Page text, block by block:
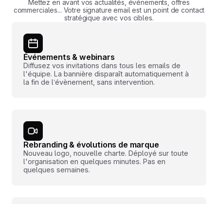
Mettez en avant vos actualités, événements, offres
commerciales... Votre signature email est un point de contact
stratégique avec vos cibles.
Événements & webinars
Diffusez vos invitations dans tous les emails de
l'équipe. La bannière disparaît automatiquement à
la fin de l’évènement, sans intervention.
Rebranding & évolutions de marque
Nouveau logo, nouvelle charte. Déployé sur toute
l'organisation en quelques minutes. Pas en
quelques semaines.